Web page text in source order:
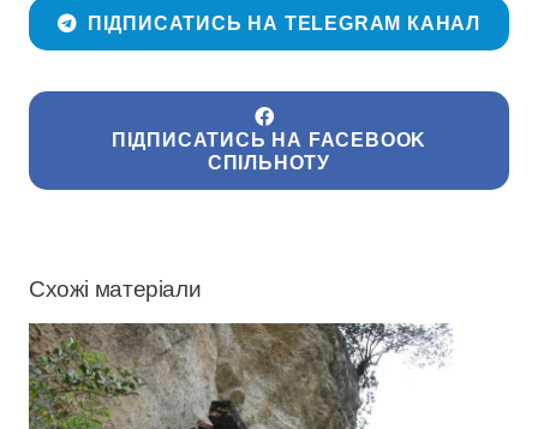
ПІДПИСАТИСЬ НА TELEGRAM КАНАЛ
ПІДПИСАТИСЬ НА FACEBOOK
СПІЛЬНОТУ
Схожі матеріали